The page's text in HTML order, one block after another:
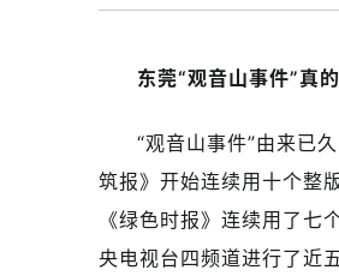
东莞“观音山事件”真
“观音山事件”由来已
筑报》开始连续用十个整
《绿色时报》连续用了
央电视台四频道进行了近